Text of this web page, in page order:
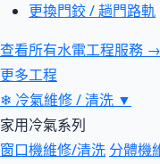
更換門鉸 / 趟門路軌
查看所有水電工程服務 →
更多工程
❄ 冷氣維修 / 清洗 ▼
家用冷氣系列
窗口機維修/清洗 分體機